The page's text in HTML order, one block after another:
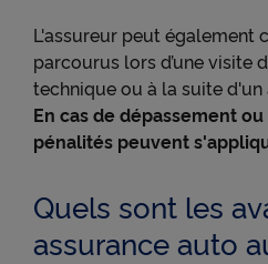
L'assureur peut également
parcourus lors d’une visite
technique ou à la suite
En cas de dépassement
pénalités peuvent
Quels sont les
assurance auto